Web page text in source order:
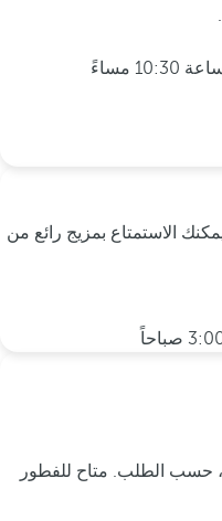
الاستمتاع بمزيج رائع من
حسب الطلب. متاح للفطور